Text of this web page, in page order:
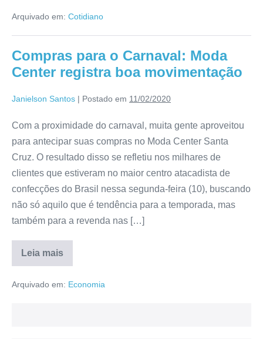
Arquivado em: Cotidiano
Compras para o Carnaval: Moda
Center registra boa movimentação
Janielson Santos | Postado em 11/02/2020
Com a proximidade do carnaval, muita gente aproveitou
para antecipar suas compras no Moda Center Santa
Cruz. O resultado disso se refletiu nos milhares de
clientes que estiveram no maior centro atacadista de
confecções do Brasil nessa segunda-feira (10), buscando
não só aquilo que é tendência para a temporada, mas
também para a revenda nas […]
Leia mais
Arquivado em: Economia